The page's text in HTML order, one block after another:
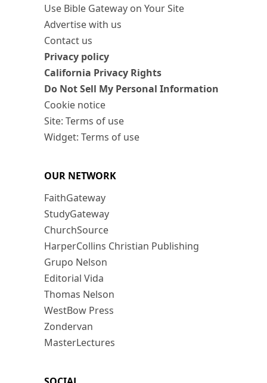
Use Bible Gateway on Your Site
Advertise with us
Contact us
Privacy policy
California Privacy Rights
Do Not Sell My Personal Information
Cookie notice
Site: Terms of use
Widget: Terms of use
OUR NETWORK
FaithGateway
StudyGateway
ChurchSource
HarperCollins Christian Publishing
Grupo Nelson
Editorial Vida
Thomas Nelson
WestBow Press
Zondervan
MasterLectures